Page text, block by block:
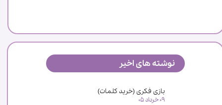
★ نوشته های اخیر
بازی فکری (خرید کلمات)
۰۹ خرداد ۰۵